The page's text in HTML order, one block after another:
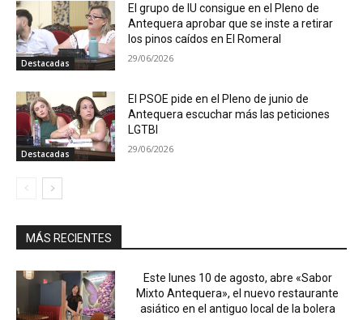
Destacadas
El grupo de IU consigue en el Pleno de
Antequera aprobar que se inste a retirar
los pinos caídos en El Romeral
29/06/2026
Destacadas
El PSOE pide en el Pleno de junio de
Antequera escuchar más las peticiones
LGTBI
29/06/2026
MÁS RECIENTES
Este lunes 10 de agosto, abre «Sabor
Mixto Antequera», el nuevo restaurante
asiático en el antiguo local de la bolera